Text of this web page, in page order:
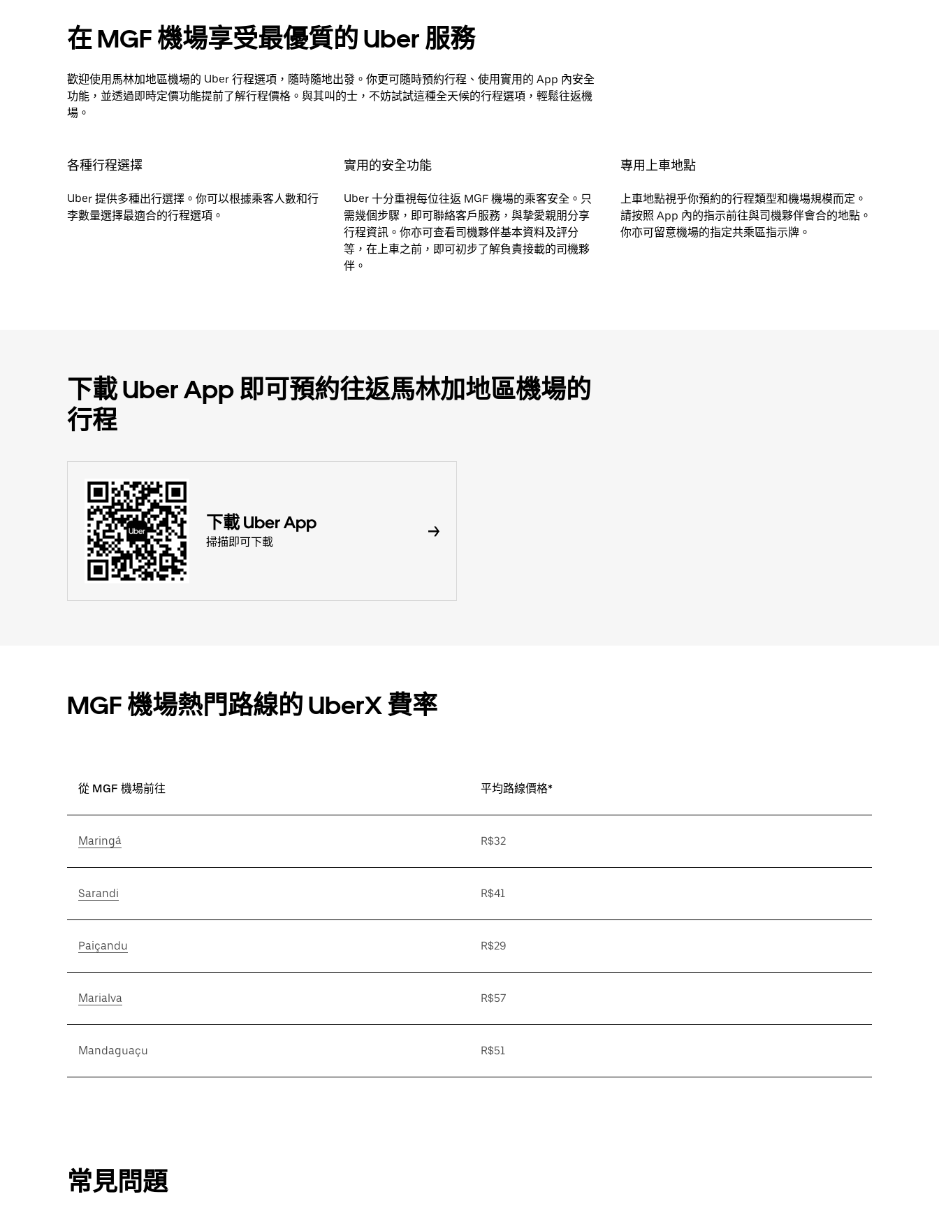
在 MGF 機場享受最優質的 Uber 服務
歡迎使用馬林加地區機場的 Uber 行程選項，隨時隨地出發。你更可隨時預約行程、使用實用的 App 內安全
功能，並透過即時定價功能提前了解行程價格。與其叫的士，不妨試試這種全天候的行程選項，輕鬆往返機
場。
各種行程選擇
Uber 提供多種出行選擇。你可以根據乘客人數和行
李數量選擇最適合的行程選項。
實用的安全功能
Uber 十分重視每位往返 MGF 機場的乘客安全。只
需幾個步驟，即可聯絡客戶服務，與摯愛親朋分享
行程資訊。你亦可查看司機夥伴基本資料及評分
等，在上車之前，即可初步了解負責接載的司機夥
伴。
專用上車地點
上車地點視乎你預約的行程類型和機場規模而定。
請按照 App 內的指示前往與司機夥伴會合的地點。
你亦可留意機場的指定共乘區指示牌。
下載 Uber App 即可預約往返馬林加地區機場的
行程
下載 Uber App
掃描即可下載
MGF 機場熱門路線的 UberX 費率
從 MGF 機場前往 平均路線價格*
Maringá R$32
Sarandi R$41
Paiçandu R$29
Marialva R$57
Mandaguaçu R$51
常見問題